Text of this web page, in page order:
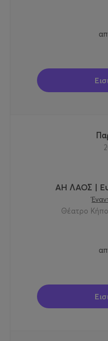
ΑΗ ΛΑΟΣ |
Θέατρο